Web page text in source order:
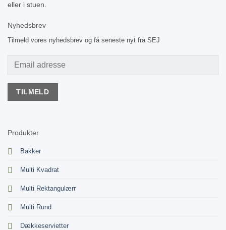
eller i stuen.
Nyhedsbrev
Tilmeld vores nyhedsbrev og få seneste nyt fra SEJ
Produkter
Bakker
Multi Kvadrat
Multi Rektangulærr
Multi Rund
Dækkeservietter